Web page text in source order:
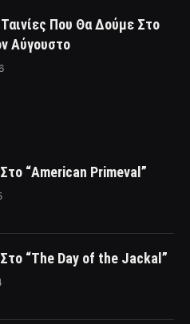
Που Θα Δούμε Στο
Αύγουστο
“American Primeval”
Στο “The Day of the Jackal”